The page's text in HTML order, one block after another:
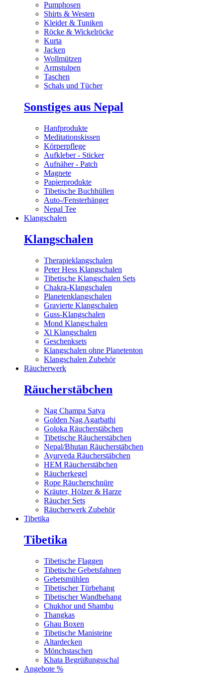
Pumphosen
Shirts & Westen
Kleider & Tuniken
Röcke & Wickelröcke
Kurta
Jacken
Wollmützen
Armstulpen
Taschen
Schals und Tücher
Sonstiges aus Nepal
Hanfprodukte
Meditationskissen
Körperpflege
Aufkleber - Sticker
Aufnäher - Patch
Magnete
Papierprodukte
Tibetische Buchhüllen
Auto-/Fensterhänger
Nepal Tee
Klangschalen
Klangschalen
Therapieklangschalen
Peter Hess Klangschalen
Tibetische Klangschalen Sets
Chakra-Klangschalen
Planetenklangschalen
Gravierte Klangschalen
Guss-Klangschalen
Mond Klangschalen
Xl Klangschalen
Geschenksets
Klangschalen ohne Planetenton
Klangschalen Zubehör
Räucherwerk
Räucherstäbchen
Nag Champa Satya
Golden Nag Agarbathi
Goloka Räucherstäbchen
Tibetische Räucherstäbchen
Nepal/Bhutan Räucherstäbchen
Ayurveda Räucherstäbchen
HEM Räucherstäbchen
Räucherkegel
Rope Räucherschnüre
Kräuter, Hölzer & Harze
Räucher Sets
Räucherwerk Zubehör
Tibetika
Tibetika
Tibetische Flaggen
Tibetische Gebetsfahnen
Gebetsmühlen
Tibetischer Türbehang
Tibetischer Wandbehang
Chukhor und Shambu
Thangkas
Ghau Boxen
Tibetische Manisteine
Altardecken
Mönchstaschen
Khata Begrüßungsschal
Angebote %